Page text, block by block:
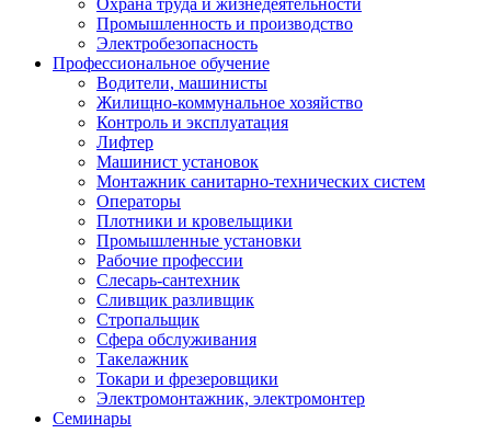
Охрана труда и жизнедеятельности
Промышленность и производство
Электробезопасность
Профессиональное обучение
Водители, машинисты
Жилищно-коммунальное хозяйство
Контроль и эксплуатация
Лифтер
Машинист установок
Монтажник санитарно-технических систем
Операторы
Плотники и кровельщики
Промышленные установки
Рабочие профессии
Слесарь-сантехник
Сливщик разливщик
Стропальщик
Сфера обслуживания
Такелажник
Токари и фрезеровщики
Электромонтажник, электромонтер
Семинары